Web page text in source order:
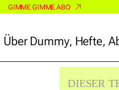
GIMME GIMME ABO
Über Dummy, Hefte,
Über Dummy,Hefte,
DIESER